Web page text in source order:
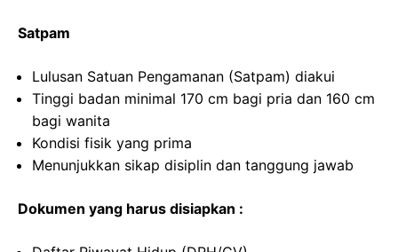
Satpam
Lulusan Satuan Pengamanan (Satpam) diakui
Tinggi badan minimal 170 cm bagi pria dan 160 cm
bagi wanita
Kondisi fisik yang prima
Menunjukkan sikap disiplin dan tanggung jawab
Dokumen yang harus disiapkan :